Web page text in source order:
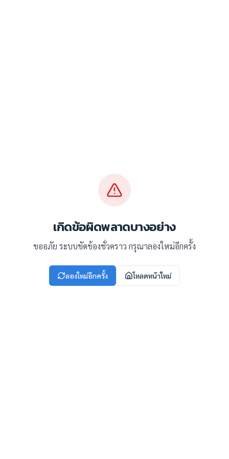
เกิดข้อผิดพลาดบางอย่าง
ขออภัย ระบบขัดข้องชั่วคราว กรุณาลองใหม่อีกครั้ง
ลองใหม่อีกครั้ง โหลดหน้าใหม่